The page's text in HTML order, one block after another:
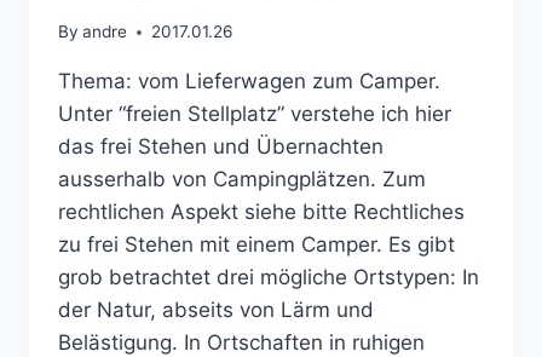
By andre 2017.01.26
Thema: vom Lieferwagen zum Camper.
Unter “freien Stellplatz” verstehe ich hier
das frei Stehen und Übernachten
ausserhalb von Campingplätzen. Zum
rechtlichen Aspekt siehe bitte Rechtliches
zu frei Stehen mit einem Camper. Es gibt
grob betrachtet drei mögliche Ortstypen: In
der Natur, abseits von Lärm und
Belästigung. In Ortschaften in ruhigen